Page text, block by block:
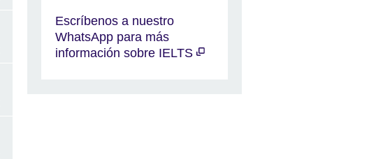
Escríbenos a nuestro
WhatsApp para más
información sobre IELTS